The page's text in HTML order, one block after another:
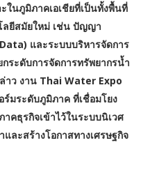
ในภูมิภาคเอเชียที่เป็นทั้งพื้นที่
ลยีสมัยใหม่ เช่น ปัญญา
และระบบบริหารจัดการ
ระดับการจัดการทรัพยากรน้ำ
าว งาน Thai Water Expo
มระดับภูมิภาค ที่เชื่อมโยง
คธุรกิจเข้าไว้ในระบบนิเวศ
ละสร้างโอกาสทางเศรษฐกิจ